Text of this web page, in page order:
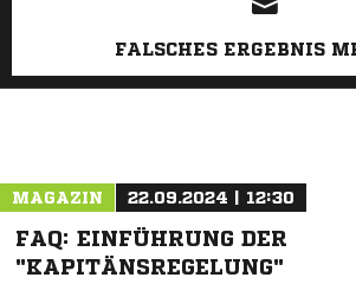
FALSCHES ERGEBNIS
MAGAZIN 22.09.2024 | 12:30
FAQ: EINFÜHRUNG DER
"KAPITÄNSREGELUNG"